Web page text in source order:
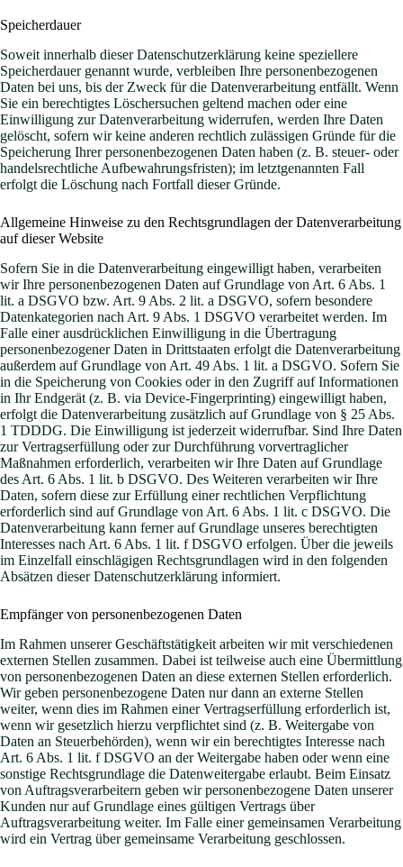
Speicherdauer
Soweit innerhalb dieser Datenschutzerklärung keine speziellere
Speicherdauer genannt wurde, verbleiben Ihre personenbezogenen
Daten bei uns, bis der Zweck für die Datenverarbeitung entfällt. Wenn
Sie ein berechtigtes Löschersuchen geltend machen oder eine
Einwilligung zur Datenverarbeitung widerrufen, werden Ihre Daten
gelöscht, sofern wir keine anderen rechtlich zulässigen Gründe für die
Speicherung Ihrer personenbezogenen Daten haben (z. B. steuer- oder
handelsrechtliche Aufbewahrungsfristen); im letztgenannten Fall
erfolgt die Löschung nach Fortfall dieser Gründe.
Allgemeine Hinweise zu den Rechtsgrundlagen der Datenverarbeitung
auf dieser Website
Sofern Sie in die Datenverarbeitung eingewilligt haben, verarbeiten
wir Ihre personenbezogenen Daten auf Grundlage von Art. 6 Abs. 1
lit. a DSGVO bzw. Art. 9 Abs. 2 lit. a DSGVO, sofern besondere
Datenkategorien nach Art. 9 Abs. 1 DSGVO verarbeitet werden. Im
Falle einer ausdrücklichen Einwilligung in die Übertragung
personenbezogener Daten in Drittstaaten erfolgt die Datenverarbeitung
außerdem auf Grundlage von Art. 49 Abs. 1 lit. a DSGVO. Sofern Sie
in die Speicherung von Cookies oder in den Zugriff auf Informationen
in Ihr Endgerät (z. B. via Device-Fingerprinting) eingewilligt haben,
erfolgt die Datenverarbeitung zusätzlich auf Grundlage von § 25 Abs.
1 TDDDG. Die Einwilligung ist jederzeit widerrufbar. Sind Ihre Daten
zur Vertragserfüllung oder zur Durchführung vorvertraglicher
Maßnahmen erforderlich, verarbeiten wir Ihre Daten auf Grundlage
des Art. 6 Abs. 1 lit. b DSGVO. Des Weiteren verarbeiten wir Ihre
Daten, sofern diese zur Erfüllung einer rechtlichen Verpflichtung
erforderlich sind auf Grundlage von Art. 6 Abs. 1 lit. c DSGVO. Die
Datenverarbeitung kann ferner auf Grundlage unseres berechtigten
Interesses nach Art. 6 Abs. 1 lit. f DSGVO erfolgen. Über die jeweils
im Einzelfall einschlägigen Rechtsgrundlagen wird in den folgenden
Absätzen dieser Datenschutzerklärung informiert.
Empfänger von personenbezogenen Daten
Im Rahmen unserer Geschäftstätigkeit arbeiten wir mit verschiedenen
externen Stellen zusammen. Dabei ist teilweise auch eine Übermittlung
von personenbezogenen Daten an diese externen Stellen erforderlich.
Wir geben personenbezogene Daten nur dann an externe Stellen
weiter, wenn dies im Rahmen einer Vertragserfüllung erforderlich ist,
wenn wir gesetzlich hierzu verpflichtet sind (z. B. Weitergabe von
Daten an Steuerbehörden), wenn wir ein berechtigtes Interesse nach
Art. 6 Abs. 1 lit. f DSGVO an der Weitergabe haben oder wenn eine
sonstige Rechtsgrundlage die Datenweitergabe erlaubt. Beim Einsatz
von Auftragsverarbeitern geben wir personenbezogene Daten unserer
Kunden nur auf Grundlage eines gültigen Vertrags über
Auftragsverarbeitung weiter. Im Falle einer gemeinsamen Verarbeitung
wird ein Vertrag über gemeinsame Verarbeitung geschlossen.